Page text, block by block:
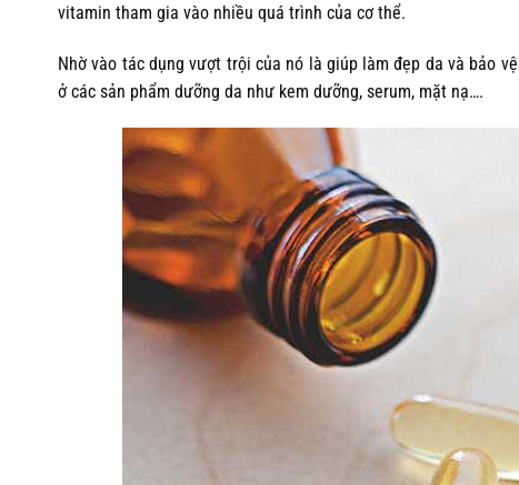
vitamin tham gia vào nhiều quá trình của cơ thể.
Nhờ vào tác dụng vượt trội của nó là giúp làm đẹp da và bảo
ở các sản phẩm dưỡng da như kem dưỡng, serum, mặt nạ….